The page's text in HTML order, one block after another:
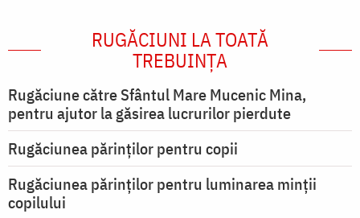
RUGĂCIUNI LA TOATĂ
TREBUINȚA
Rugăciune către Sfântul Mare Mucenic Mina,
pentru ajutor la găsirea lucrurilor pierdute
Rugăciunea părinților pentru copii
Rugăciunea părinților pentru luminarea minţii
copilului